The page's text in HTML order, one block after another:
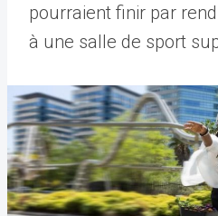
pourraient finir par
à une salle de sport